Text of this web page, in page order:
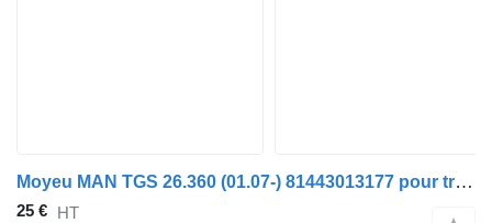
Moyeu MAN TGS 26.360 (01.07-) 81443013177 pour tracteur routier MAN TGL, TGM, TGS, TGX (2005-2021)
25 € HT